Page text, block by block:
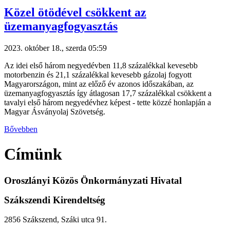
Közel ötödével csökkent az
üzemanyagfogyasztás
2023. október 18., szerda 05:59
Az idei első három negyedévben 11,8 százalékkal kevesebb
motorbenzin és 21,1 százalékkal kevesebb gázolaj fogyott
Magyarországon, mint az előző év azonos időszakában, az
üzemanyagfogyasztás így átlagosan 17,7 százalékkal csökkent a
tavalyi első három negyedévhez képest - tette közzé honlapján a
Magyar Ásványolaj Szövetség.
Bővebben
Címünk
Oroszlányi Közös Önkormányzati Hivatal
Szákszendi Kirendeltség
2856 Szákszend, Száki utca 91.